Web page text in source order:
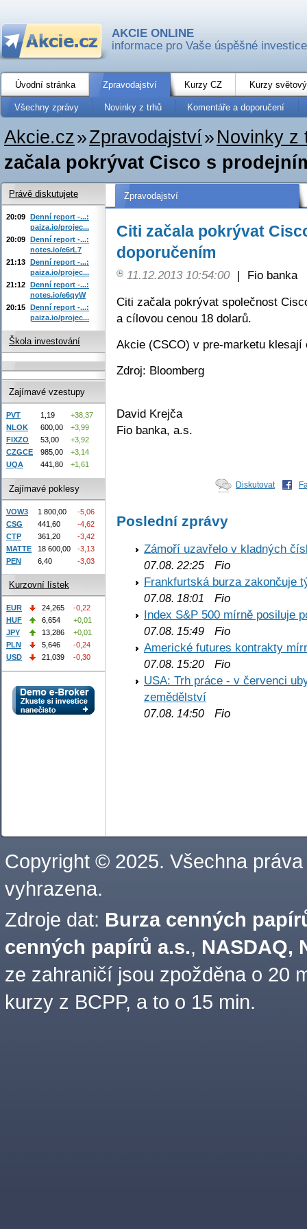
AKCIE ONLINE
informace pro Vaše úspěšné investice
Úvodní stránka Zpravodajství Kurzy CZ Kurzy
Všechny zprávy Novinky z trhů Komentáře a doporučení
Akcie.cz»Zpravodajství» Novinky z
začala pokrývat Cisco s
Zpravodajství
Citi začala pokrývat
doporučením
11.12.2013 10:54:00 |
Fio banka
Citi začala pokrývat společnost
a cílovou cenou 18 dolarů.
Akcie (CSCO) v pre-marketu klesají
Zdroj: Bloomberg
David Krejča
Fio banka, a.s.
Diskutovat
Poslední zprávy
Zámoří uzavřelo v kladných
07.08. 22:25 Fio
Frankfurtská burza zakončuje
07.08. 18:01
Fio
Index S&P 500 mírně posiluje
07.08. 15:49 Fio
Americké futures kontrakty
07.08. 15:20 Fio
USA: Trh práce - v červenci
zemědělství
07.08. 14:50 Fio
Právě diskutujete
20:09 Denní report -...:
paiza.io/projec...
20:09 Denní report -...:
notes.io/e6rL7
21:13 Denní report -...:
paiza.io/projec...
21:12 Denní report -...:
notes.io/e6qyW
20:15 Denní report -...:
paiza.io/projec...
Škola investování
Zajímavé vzestupy
PVT 1,19
+38,37
NLOK
600,00
+3,99
FIXZO
53,00
+3,92
CZGCE
985,00
+3,14
UQA
441,80 +1,61
Zajímavé poklesy
VOW3 1 800,00
-5,06
CSG
441,60
-4,62
CTP
361,20
-3,42
MATTE
18 600,00
-3,13
PEN
6,40 -3,03
Kurzovní lístek
EUR 24,265
-0,22
HUF
6,654
+0,01
JPY
13,286
+0,01
PLN
5,646
-0,24
USD
21,039 -0,30
Copyright © 2025. Všechna práva
vyhrazena.
Zdroje dat: Burza cenných
cenných papírů a.s., NASDAQ,
ze zahraničí jsou zpožděna o 20
kurzy z BCPP, a to o 15 min.